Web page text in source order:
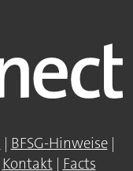
BFSG-Hinweise|
Kontakt| Facts